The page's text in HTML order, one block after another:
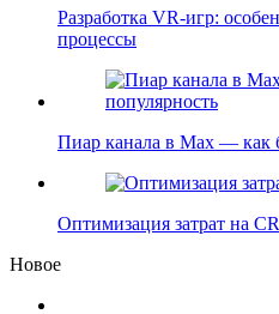
Разработка VR-игр:
процессы
Пиар канала в Max — как
Оптимизация затрат на
Новое